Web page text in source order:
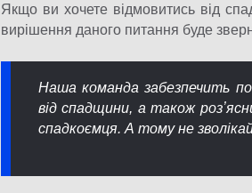
Якщо ви хочете відмовитись від
вирішення даного питання буде
Наша команда забезпечить
від спадщини, а також
спадкоємця. А тому не